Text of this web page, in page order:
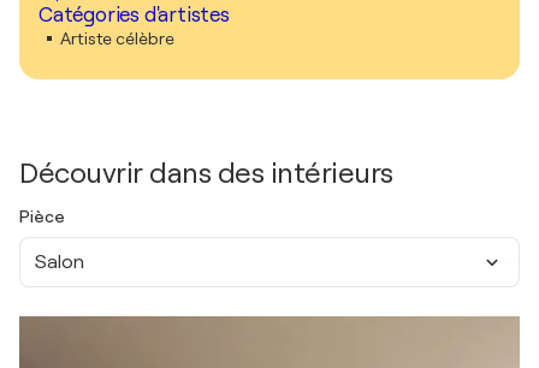
Catégories d'artistes
Artiste célèbre
Découvrir dans des intérieurs
Pièce
Salon